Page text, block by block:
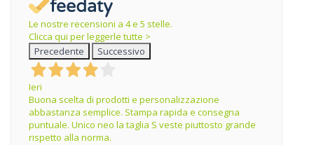
Le nostre recensioni a 4 e 5 stelle.
Clicca qui per leggerle tutte >
Precedente
Successivo
Ieri
Buona scelta di prodotti e personalizzazione
abbastanza semplice. Stampa rapida e consegna
puntuale. Unico neo la taglia S veste piuttosto grande
rispetto alla norma.